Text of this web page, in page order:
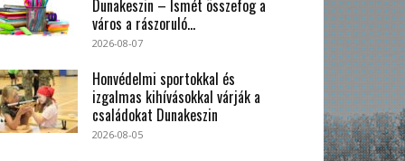
Dunakeszin – Ismét összefog a
város a rászoruló...
2026-08-07
Honvédelmi sportokkal és
izgalmas kihívásokkal várják a
családokat Dunakeszin
2026-08-05